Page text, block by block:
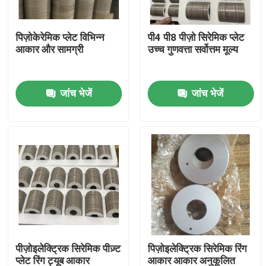
कारखाना भ्रमण
संपर्क करें
एक उद्धरण का अनुरोध करें
अल्ट्रासोनिक सफाई ट्रांसड्यूसर
उच्च शक्ति अल्ट्रासोनिक transducer
बहु आवृत्ति अल्ट्रासोनिक ट्रांसड्यूसर
पिज़ोकेरेमिक प्लेट विभिन्न
आकार और सामग्री
जांच भेजें
पी4 पी8 पीज़ो सिरेमिक प्लेट
उच्च गुणवत्ता सर्वोत्तम मूल्य
जांच भेजें
पीज़ोइलेक्ट्रिक सिरेमिक पीज़्ट
प्लेट रिंग ट्यूब आकार
पिज़ोइलेक्ट्रिक सिरेमिक रिंग
आकार आकार अनुकूलित